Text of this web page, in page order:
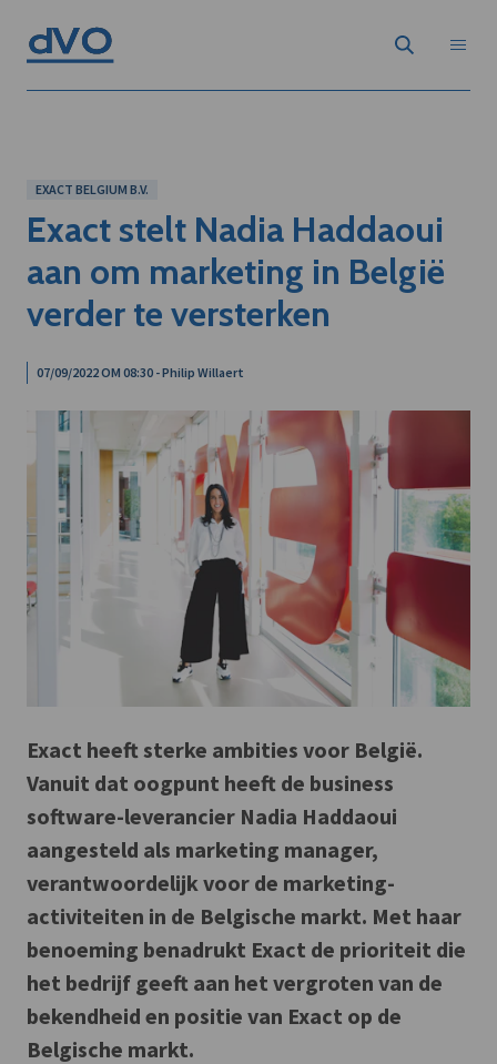
EXACT BELGIUM B.V.
Exact stelt Nadia Haddaoui
aan om marketing in België
verder te versterken
07/09/2022 OM 08:30 - Philip Willaert
Exact heeft sterke ambities voor België.
Vanuit dat oogpunt heeft de business
software-leverancier Nadia Haddaoui
aangesteld als marketing manager,
verantwoordelijk voor de marketing-
activiteiten in de Belgische markt. Met haar
benoeming benadrukt Exact de prioriteit die
het bedrijf geeft aan het vergroten van de
bekendheid en positie van Exact op de
Belgische markt.